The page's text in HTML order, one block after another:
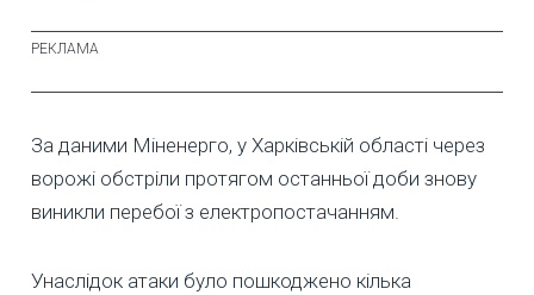
За даними Міненерго, у Харківській області через
ворожі обстріли протягом останньої доби знову
виникли перебої з електропостачанням.
Унаслідок атаки було пошкоджено кілька